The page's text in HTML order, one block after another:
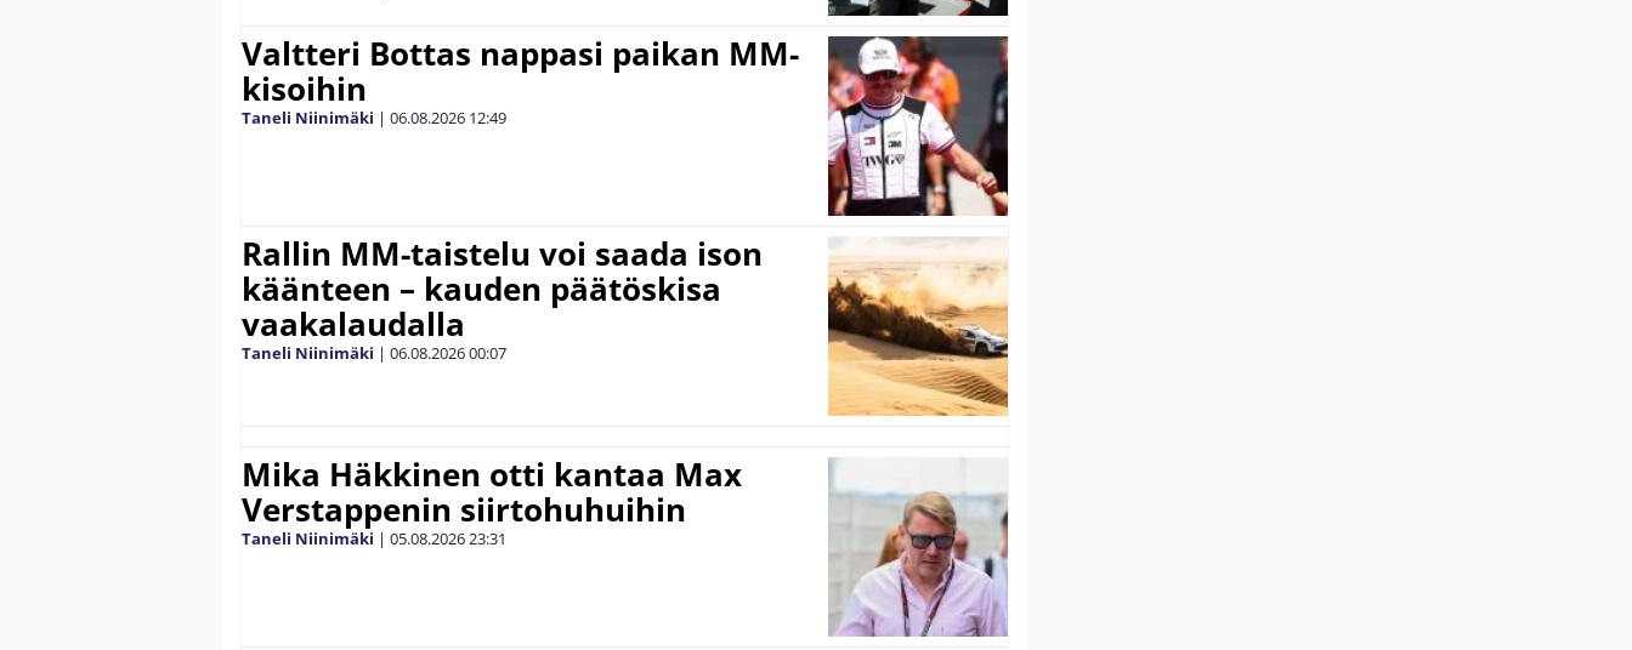
Valtteri Bottas nappasi paikan MM-
kisoihin
Taneli Niinimäki | 06.08.2026 12:49
Rallin MM-taistelu voi saada ison
käänteen – kauden päätöskisa
vaakalaudalla
Taneli Niinimäki | 06.08.202600:07
Mika Häkkinen otti kantaa Max
Verstappenin siirtohuhuihin
Taneli Niinimäki | 05.08.202623:31